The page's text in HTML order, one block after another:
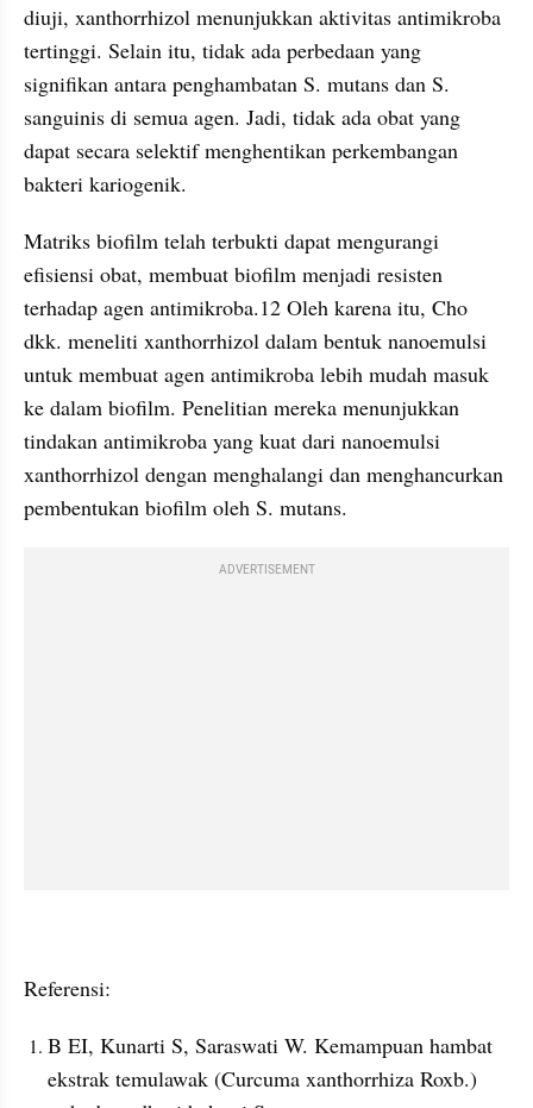
diuji, xanthorrhizol menunjukkan aktivitas antimikroba
tertinggi. Selain itu, tidak ada perbedaan yang
signifikan antara penghambatan S. mutans dan S.
sanguinis di semua agen. Jadi, tidak ada obat yang
dapat secara selektif menghentikan perkembangan
bakteri kariogenik.
Matriks biofilm telah terbukti dapat mengurangi
efisiensi obat, membuat biofilm menjadi resisten
terhadap agen antimikroba.12 Oleh karena itu, Cho
dkk. meneliti xanthorrhizol dalam bentuk nanoemulsi
untuk membuat agen antimikroba lebih mudah masuk
ke dalam biofilm. Penelitian mereka menunjukkan
tindakan antimikroba yang kuat dari nanoemulsi
xanthorrhizol dengan menghalangi dan menghancurkan
pembentukan biofilm oleh S. mutans.
ADVERTISEMENT
Referensi:
B EI, Kunarti S, Saraswati W. Kemampuan hambat
ekstrak temulawak (Curcuma xanthorrhiza Roxb.)